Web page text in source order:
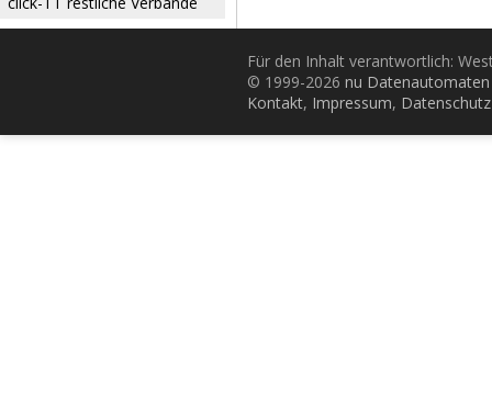
Für den Inhalt verantwortlich:
© 1999-2026 nu
Kontakt, Impressum, Datenschutz